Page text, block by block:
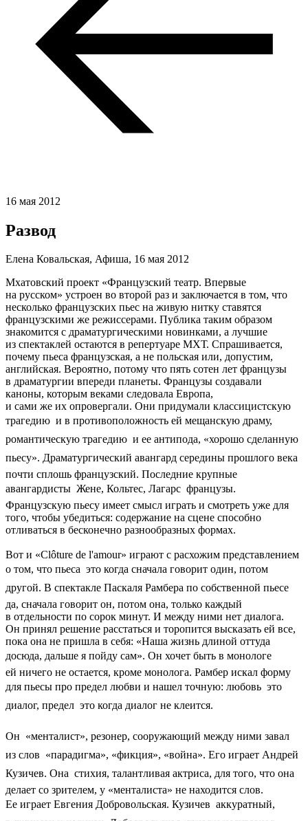
16 мая 2012
Развод
Елена Ковальская, Афиша, 16 мая 2012
Мхатовский проект «Французский театр. Впервые
на русском» устроен во второй раз и заключается в том, что
несколько французских пьес на живую нитку ставятся
французскими же режиссерами. Публика таким образом
знакомится с драматургическими новинками, а лучшие
из спектаклей остаются в репертуаре МХТ. Спрашивается,
почему пьеса французская, а не польская или, допустим,
английская. Вероятно, потому что пять сотен лет французы
в драматургии впереди планеты. Французы создавали
каноны, которым веками следовала Европа,
и сами же их опровергали. Они придумали классицистскую
трагедию  и в противоположность ей мещанскую драму,
романтическую трагедию  и ее антипода, «хорошо сделанную
пьесу». Драматургический авангард середины прошлого века 
почти сплошь французский. Последние крупные
авангардисты  Жене, Кольтес, Лагарс  французы.
Французскую пьесу имеет смысл играть и смотреть уже для
того, чтобы убедиться: содержание на сцене способно
отливаться в бесконечно разнообразных формах.
Вот и «Clôture de l'amour» играют с расхожим представлением
о том, что пьеса  это когда сначала говорит один, потом
другой. В спектакле Паскаля Рамбера по собственной пьесе 
да, сначала говорит он, потом она, только каждый
в отдельности по сорок минут. И между ними нет диалога.
Он принял решение расстаться и торопится высказать ей все,
пока она не пришла в себя: «Наша жизнь длиной оттуда
досюда, дальше я пойду сам». Он хочет быть в монологе 
ей ничего не остается, кроме монолога. Рамбер искал форму
для пьесы про предел любви и нашел точную: любовь  это
диалог, предел  это когда диалог не клеится.
Он  «менталист», резонер, сооружающий между ними завал
из слов  «парадигма», «фикция», «война». Его играет Андрей
Кузичев. Она  стихия, талантливая актриса, для того, что она
делает со зрителем, у «менталиста» не находится слов.
Ее играет Евгения Добровольская. Кузичев  аккуратный,